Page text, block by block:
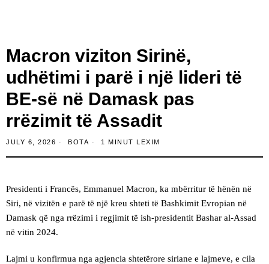
Macron viziton Sirinë,
udhëtimi i parë i një lideri të
BE-së në Damask pas
rrëzimit të Assadit
JULY 6, 2026 BOTA 1 MINUT LEXIM
Presidenti i Francës, Emmanuel Macron, ka mbërritur të hënën në
Siri, në vizitën e parë të një kreu shteti të Bashkimit Evropian në
Damask që nga rrëzimi i regjimit të ish-presidentit Bashar al-Assad
në vitin 2024.
Lajmi u konfirmua nga agjencia shtetërore siriane e lajmeve, e cila